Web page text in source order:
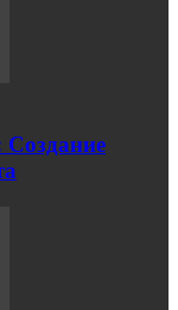
Создание